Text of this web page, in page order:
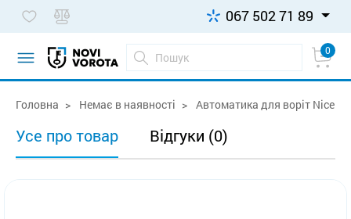
067 502 71 89
0
Головна Немає в наявності Автоматика для воріт Nice
Усе про товар Відгуки (0)